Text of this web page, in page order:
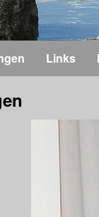
Links